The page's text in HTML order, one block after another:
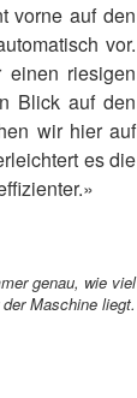
vorne auf den
vor.
einen riesigen
Blick auf den
wir hier auf
es die
genau, wie viel
Maschine liegt.